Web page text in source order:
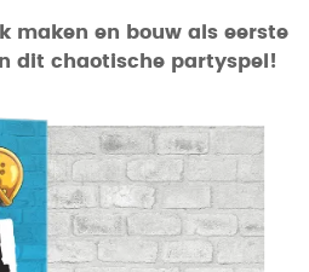
maken en bouw als eerste
dit chaotische partyspel!